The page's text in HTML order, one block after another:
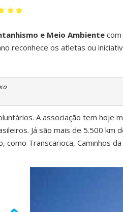
e Meio Ambiente
reconhece os atletas ou
A associação tem
Já são mais de 5.500 km
Transcarioca, Caminhos